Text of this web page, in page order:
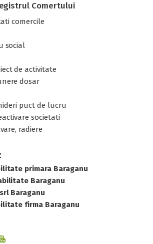
Comertului
comercile
social
de activitate
dosar
puct de lucru
societati
radiere
primara Baraganu
Baraganu
Baraganu
firma Baraganu